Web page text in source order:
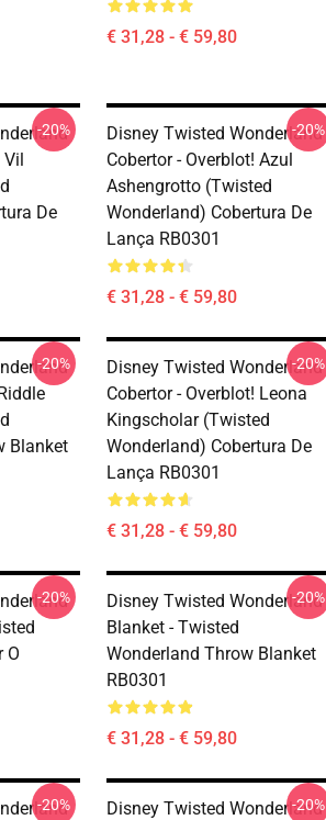
€ 31,28 - € 59,80
Vil
De
-20%
Disney Twisted Wonderland
Cobertor - Overblot! Azul
Ashengrotto (Twisted
Wonderland) Cobertura De
Lança RB0301
€ 31,28 - € 59,80
-20%
Blanket
-20%
Disney Twisted Wonderland
Cobertor - Overblot! Leona
Kingscholar (Twisted
Wonderland) Cobertura De
Lança RB0301
€ 31,28 - € 59,80
-20%
O
-20%
Disney Twisted Wonderland
Blanket - Twisted
Wonderland Throw Blanket
RB0301
€ 31,28 - € 59,80
-20%
-20%
Disney Twisted Wonderland
-20%